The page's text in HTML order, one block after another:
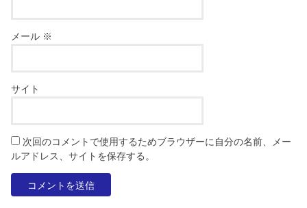
メール ※
サイト
次回のコメントで使用するためブラウザーに自分の名前、メー
ルアドレス、サイトを保存する。